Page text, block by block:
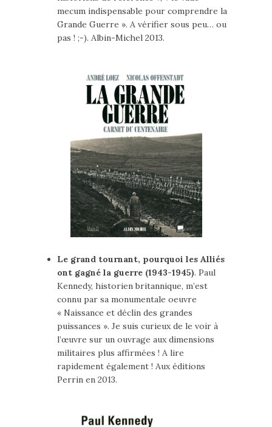
mecum indispensable pour comprendre la
Grande Guerre ». A vérifier sous peu… ou
pas ! ;-). Albin-Michel 2013.
Le grand tournant, pourquoi les Alliés
ont gagné la guerre (1943-1945). Paul
Kennedy, historien britannique, m’est
connu par sa monumentale oeuvre
« Naissance et déclin des grandes
puissances ». Je suis curieux de le voir à
l’œuvre sur un ouvrage aux dimensions
militaires plus affirmées ! A lire
rapidement également ! Aux éditions
Perrin en 2013.